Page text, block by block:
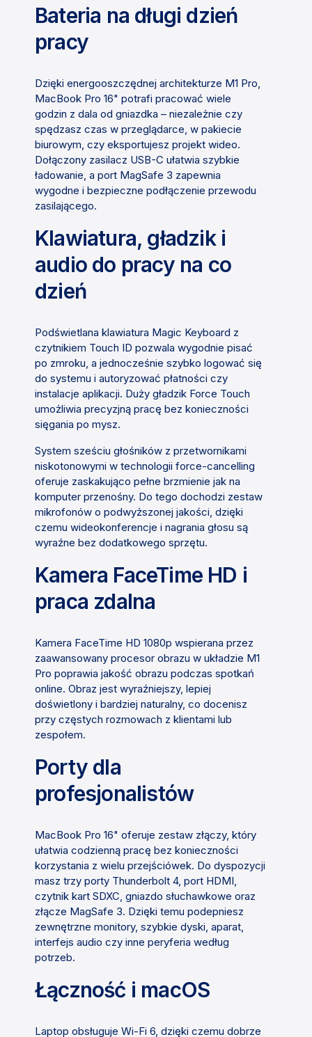
Bateria na długi dzień
pracy
Dzięki energooszczędnej architekturze M1 Pro,
MacBook Pro 16" potrafi pracować wiele
godzin z dala od gniazdka – niezależnie czy
spędzasz czas w przeglądarce, w pakiecie
biurowym, czy eksportujesz projekt wideo.
Dołączony zasilacz USB-C ułatwia szybkie
ładowanie, a port MagSafe 3 zapewnia
wygodne i bezpieczne podłączenie przewodu
zasilającego.
Klawiatura, gładzik i
audio do pracy na co
dzień
Podświetlana klawiatura Magic Keyboard z
czytnikiem Touch ID pozwala wygodnie pisać
po zmroku, a jednocześnie szybko logować się
do systemu i autoryzować płatności czy
instalacje aplikacji. Duży gładzik Force Touch
umożliwia precyzjną pracę bez konieczności
sięgania po mysz.
System sześciu głośników z przetwornikami
niskotonowymi w technologii force-cancelling
oferuje zaskakująco pełne brzmienie jak na
komputer przenośny. Do tego dochodzi zestaw
mikrofonów o podwyższonej jakości, dzięki
czemu wideokonferencje i nagrania głosu są
wyraźne bez dodatkowego sprzętu.
Kamera FaceTime HD i
praca zdalna
Kamera FaceTime HD 1080p wspierana przez
zaawansowany procesor obrazu w układzie M1
Pro poprawia jakość obrazu podczas spotkań
online. Obraz jest wyraźniejszy, lepiej
doświetlony i bardziej naturalny, co docenisz
przy częstych rozmowach z klientami lub
zespołem.
Porty dla
profesjonalistów
MacBook Pro 16" oferuje zestaw złączy, który
ułatwia codzienną pracę bez konieczności
korzystania z wielu przejściówek. Do dyspozycji
masz trzy porty Thunderbolt 4, port HDMI,
czytnik kart SDXC, gniazdo słuchawkowe oraz
złącze MagSafe 3. Dzięki temu podepniesz
zewnętrzne monitory, szybkie dyski, aparat,
interfejs audio czy inne peryferia według
potrzeb.
Łączność i macOS
Laptop obsługuje Wi-Fi 6, dzięki czemu dobrze